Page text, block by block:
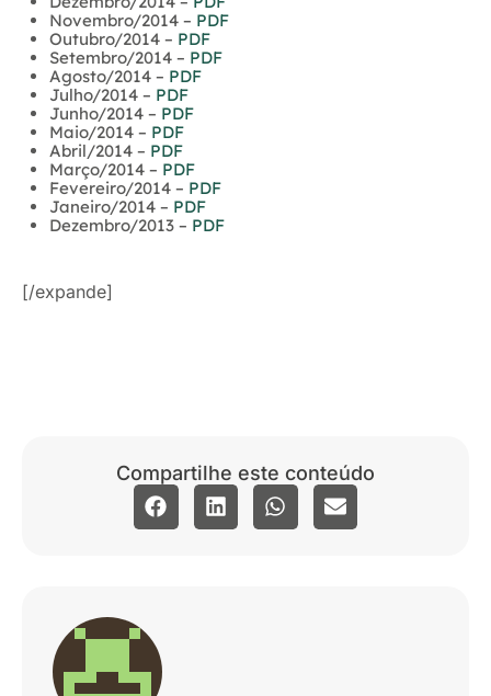
Novembro/2014 – PDF
Outubro/2014 – PDF
Setembro/2014 – PDF
Agosto/2014 – PDF
Julho/2014 – PDF
Junho/2014 – PDF
Maio/2014 – PDF
Abril/2014 – PDF
Março/2014 – PDF
Fevereiro/2014 – PDF
Janeiro/2014 – PDF
Dezembro/2013 – PDF
[/expande]
Compartilhe este conteúdo